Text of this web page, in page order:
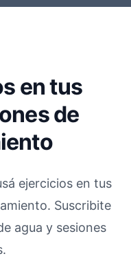
en tus
de
ejercicios en tus
Suscribite
agua y sesiones